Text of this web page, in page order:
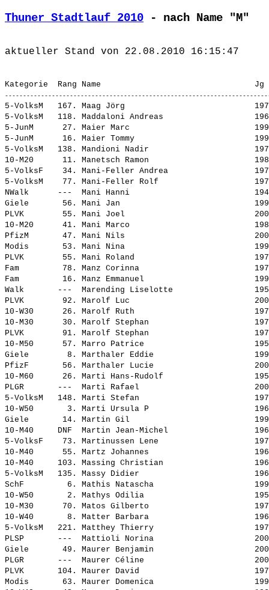
Thuner Stadtlauf 2010 - nach Name "M"
5-VolksM   167. Maag Jörg
5-VolksM   118. Maddaloni Andreas
5-JunM      27. Maier Marc
5-JunM      16. Maier Tommy
5-VolksM   138. Mandioni Nadir
10-M20      11. Manetsch Ramon
5-VolksF    34. Mani-Feller Andrea
5-VolksM    77. Mani-Feller Rolf
NWalk      --- Mani Hanni
Giele       56. Mani Jan
PLVK        55. Mani Joel
10-M20      41. Mani Marco
PfizM       47. Mani Nils
Modis       53. Mani Nina
PLVK        55. Mani Roland
Fam         78. Manz Corinna
Fam         16. Manz Emmanuel
Walk       --- Marending Liselotte
PLVK        92. Marolf Luc
10-W30      26. Marolf Ruth
10-M30      30. Marolf Stephan
PLVK        91. Marolf Stephan
10-M50      57. Marro Patrice
Giele        8. Marthaler Eddie
PfizF       56. Marthaler Lucie
10-M60      26. Marti Hans-Rudolf
PLGR       --- Marti Rafael
5-VolksM   148. Marti Stefan
10-W50       3. Marti Ursula P
Giele       14. Martin Gil
10-M40     DNF Martin Jean-Michel
5-VolksF    73. Martinussen Lene
10-M40      55. Martz Johannes
10-M40     103. Massing Christian
5-VolksM   135. Massy Didier
SchF         6. Mathis Natascha
10-W50       2. Mathys Odilia
10-M30      70. Matos Gilberto
10-W40       8. Matter Barbara
5-VolksM   221. Matthey Thierry
PLSP       --- Mattioli Norina
Giele       49. Maurer Benjamin
PLGR       --- Maurer Céline
PLVK       104. Maurer David
Modis       63. Maurer Domenica